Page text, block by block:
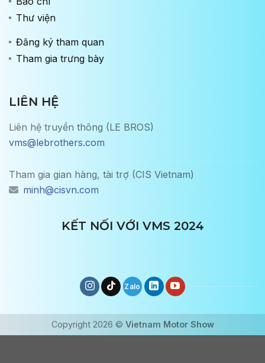
Thư viện
Đăng ký tham quan
Tham gia trưng bày
LIÊN HỆ
Liên hệ truyền thông (LE BROS)
vms@lebrothers.com
Tham gia gian hàng, tài trợ (CIS Vietnam)
minh@cisvn.com
KẾT NỐI VỚI VMS 2024
Copyright 2026 © Vietnam Motor Show